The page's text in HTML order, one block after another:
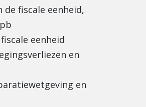
fiscale eenheid,
eenheid
en
en